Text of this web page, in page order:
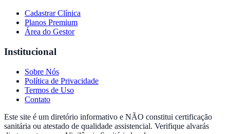
Cadastrar Clínica
Planos Premium
Área do Gestor
Institucional
Sobre Nós
Política de Privacidade
Termos de Uso
Contato
Este site é um diretório informativo e NÃO constitui certificação
sanitária ou atestado de qualidade assistencial. Verifique alvarás